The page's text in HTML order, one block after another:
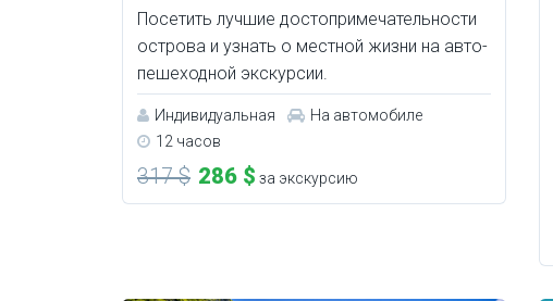
Посетить лучшие достопримечательности
острова и узнать о местной жизни на авто-
пешеходной экскурсии.
Индивидуальная
На автомобиле
12 часов
317 $ 286 $ за экскурсию